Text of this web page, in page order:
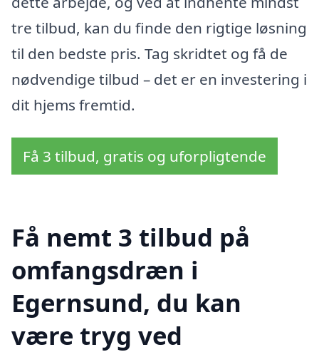
tre tilbud, kan du finde den rigtige løsning
til den bedste pris. Tag skridtet og få de
nødvendige tilbud – det er en investering i
dit hjems fremtid.
Få 3 tilbud, gratis og uforpligtende
Få nemt 3 tilbud på
omfangsdræn i
Egernsund, du kan
være tryg ved